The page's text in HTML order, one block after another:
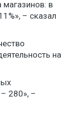
магазинов: в
– сказал
на
280», –